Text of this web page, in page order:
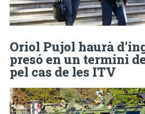
Oriol Pujol haurà
presó en un termini
pel cas de les ITV